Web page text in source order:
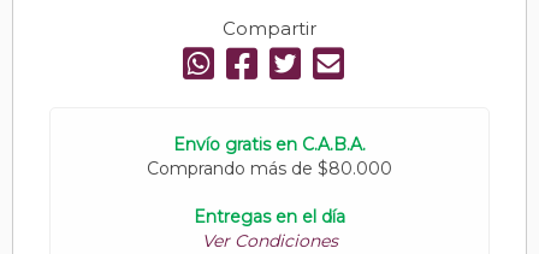
Compartir
Envío gratis en C.A.B.A.
Comprando más de $80.000
Entregas en el día
Ver Condiciones